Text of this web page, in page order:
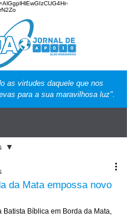
as virtudes daquele que nos
para a sua maravilhosa luz".
da Mata empossa novo
Batista Bíblica em Borda da Mata,